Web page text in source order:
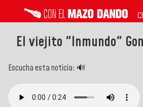
El viejito "Inmundo"
Escucha esta noticia: 🔊